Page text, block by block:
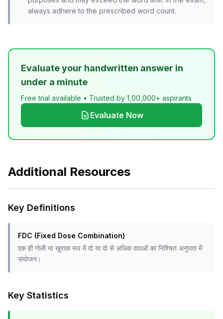
always adhere to the prescribed word count.
Evaluate your handwritten answer in
under a minute
Free trial available • Trusted by 1,00,000+ aspirants
Evaluate Now
Additional Resources
Key Definitions
FDC (Fixed Dose Combination)
एक ही गोली या खुराक रूप में दो या दो से अधिक दवाओं का निश्चित अनुपात में
संयोजन।
Key Statistics